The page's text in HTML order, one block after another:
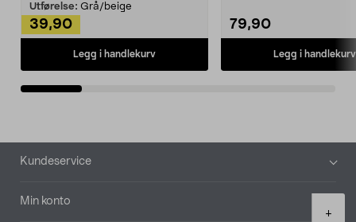
+
Utførelse: Grå/beige
39,90
Legg i handlekurv
79,90
Legg i handlekurv
Bunntekst
Kundeservice
Min konto